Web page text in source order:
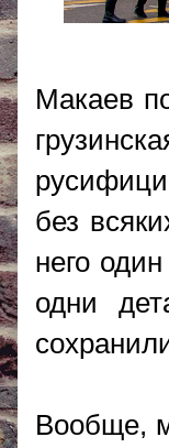
Макаев
без
него
одни
Вообще,